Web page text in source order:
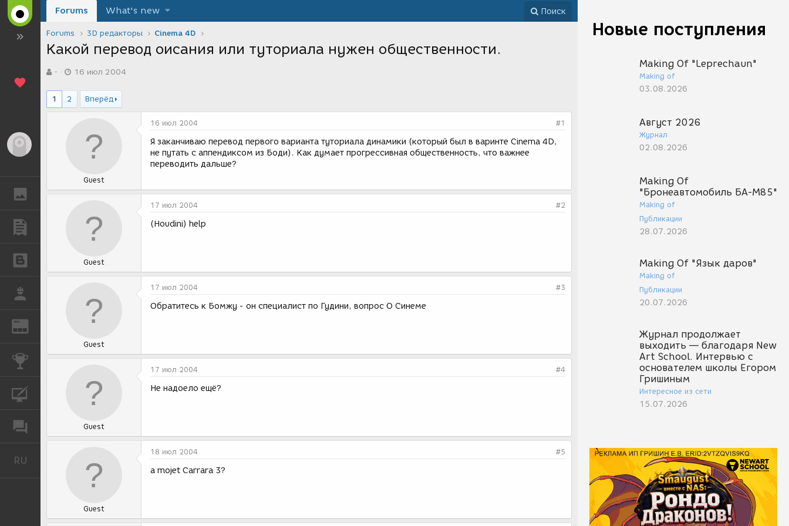
ГАЛЕРЕЯ
ПУБЛИКАЦИИ
REN
RU
Новые поступления
Making Of "Leprechaun"
Making of
03.08.2026
Август 2026
Журнал
02.08.2026
Making Of
"Бронеавтомобиль БА-М85"
Making of
Публикации
28.07.2026
Making Of "Язык даров"
Making of
Публикации
20.07.2026
Журнал продолжает
выходить — благодаря New
Art School. Интервью с
основателем школы Егором
Гришиным
Интересное из сети
15.07.2026
Forums What's new Поиск
Forums 3D редакторы Cinema 4D
Какой перевод оисания или туториала нужен общественности.
в
о
р
-
а
с
16 июл 2004
1 2 Вперёд
Guest
16 июл 2004 #1
Я заканчиваю перевод первого варианта туториала динамики (который был в варинте Cinema 4D,
не путать с аппендиксом из Боди). Как думает прогрессивная общественность, что важнее
переводить дальше?
Guest
17 июл 2004 #2
(Houdini) help
Guest
17 июл 2004 #3
Обратитесь к Бомжу - он специалист по Гудини, вопрос О Синеме
Guest
17 июл 2004 #4
Не надоело ещё?
Guest
18 июл 2004 #5
a mojet Carrara 3?